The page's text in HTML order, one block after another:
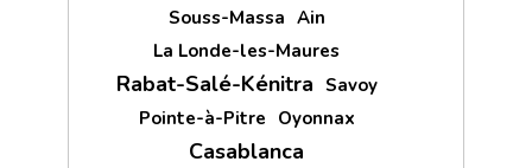
Souss-Massa Ain
La Londe-les-Maures
Rabat-Salé-Kénitra Savoy
Pointe-à-Pitre Oyonnax
Casablanca